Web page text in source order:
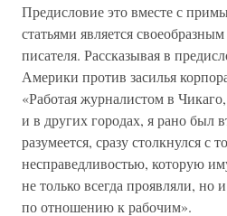
Предисловие это вместе с
статьями является
писателя. Рассказывая в
Америки против засилья
«Работая журналистом в
и в других городах, я рано был
разумеется, сразу столкнулся с
несправедливостью, которую
не только всегда проявляли, но
по отношению к рабочим».